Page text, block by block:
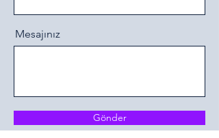
Mesajınız
Gönder